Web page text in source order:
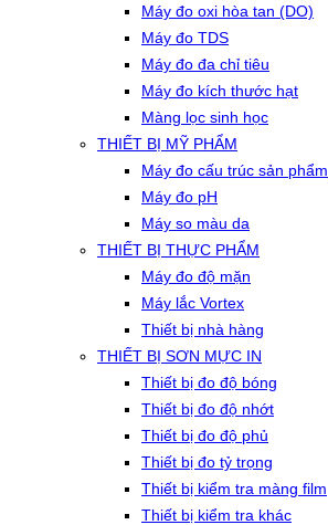
Máy đo oxi hòa tan (DO)
Máy đo TDS
Máy đo đa chỉ tiêu
Máy đo kích thước hạt
Màng lọc sinh học
THIẾT BỊ MỸ PHẨM
Máy đo cấu trúc sản phẩm
Máy đo pH
Máy so màu da
THIẾT BỊ THỰC PHẨM
Máy đo độ mặn
Máy lắc Vortex
Thiết bị nhà hàng
THIẾT BỊ SƠN MỰC IN
Thiết bị đo độ bóng
Thiết bị đo độ nhớt
Thiết bị đo độ phủ
Thiết bị đo tỷ trọng
Thiết bị kiểm tra màng film
Thiết bị kiểm tra khác